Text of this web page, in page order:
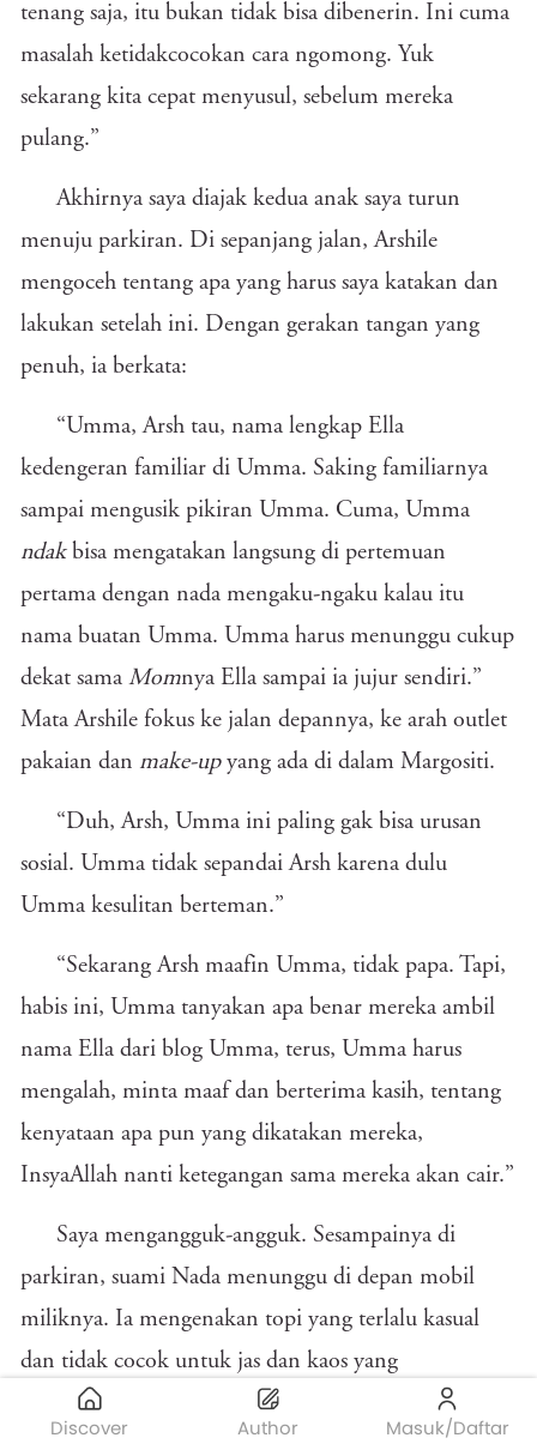
Discover Author Masuk/Daftar
tenang saja, itu bukan tidak bisa dibenerin. Ini cuma
masalah ketidakcocokan cara ngomong. Yuk
sekarang kita cepat menyusul, sebelum mereka
pulang.”
Akhirnya saya diajak kedua anak saya turun
menuju parkiran. Di sepanjang jalan, Arshile
mengoceh tentang apa yang harus saya katakan dan
lakukan setelah ini. Dengan gerakan tangan yang
penuh, ia berkata:
“Umma, Arsh tau, nama lengkap Ella
kedengeran familiar di Umma. Saking familiarnya
sampai mengusik pikiran Umma. Cuma, Umma
ndak bisa mengatakan langsung di pertemuan
pertama dengan nada mengaku-ngaku kalau itu
nama buatan Umma. Umma harus menunggu cukup
dekat sama Momnya Ella sampai ia jujur sendiri.”
Mata Arshile fokus ke jalan depannya, ke arah outlet
pakaian dan make-upyang ada di dalam Margositi.
“Duh, Arsh, Umma ini paling gak bisa urusan
sosial. Umma tidak sepandai Arsh karena dulu
Umma kesulitan berteman.”
“Sekarang Arsh maafin Umma, tidak papa. Tapi,
habis ini, Umma tanyakan apa benar mereka ambil
nama Ella dari blog Umma, terus, Umma harus
mengalah, minta maaf dan berterima kasih, tentang
kenyataan apa pun yang dikatakan mereka,
InsyaAllah nanti ketegangan sama mereka akan cair.”
Saya mengangguk-angguk. Sesampainya di
parkiran, suami Nada menunggu di depan mobil
miliknya. Ia mengenakan topi yang terlalu kasual
dan tidak cocok untuk jas dan kaos yang
dikenakannya. Ia menatap kami dengan wajah kesal